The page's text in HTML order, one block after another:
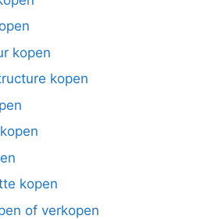
kopen
kopen
kopen
of verkopen